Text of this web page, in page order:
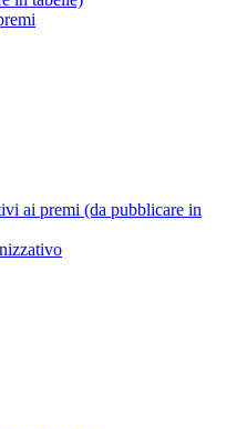
ai premi (da pubblicare in